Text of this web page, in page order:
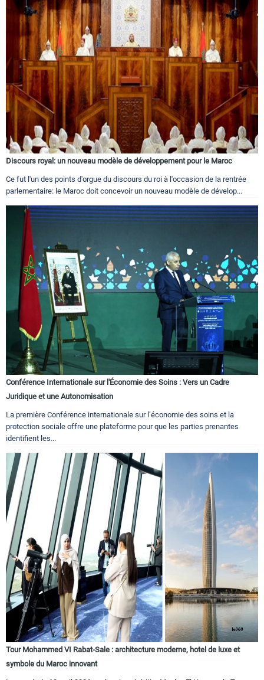
Discours royal: un nouveau modèle de développement pour le Maroc
Ce fut l'un des points d'orgue du discours du roi à l'occasion de la rentrée
parlementaire: le Maroc doit concevoir un nouveau modèle de dévelop...
Conférence Internationale sur l'Économie des Soins : Vers un Cadre
Juridique et une Autonomisation
La première Conférence internationale sur l’économie des soins et la
protection sociale offre une plateforme pour que les parties prenantes
identifient les...
Tour Mohammed VI Rabat-Sale : architecture moderne, hotel de luxe et
symbole du Maroc innovant